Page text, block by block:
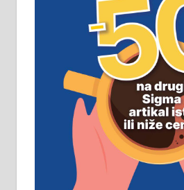
ПОСЛОВНИ
Рудник и
д.о.о. Рудник
помоћника
Основна школа,
искуство на истим и
пословима, али не и
услов. Обезбеђен
превоз, исхрана. 032/
локал 22